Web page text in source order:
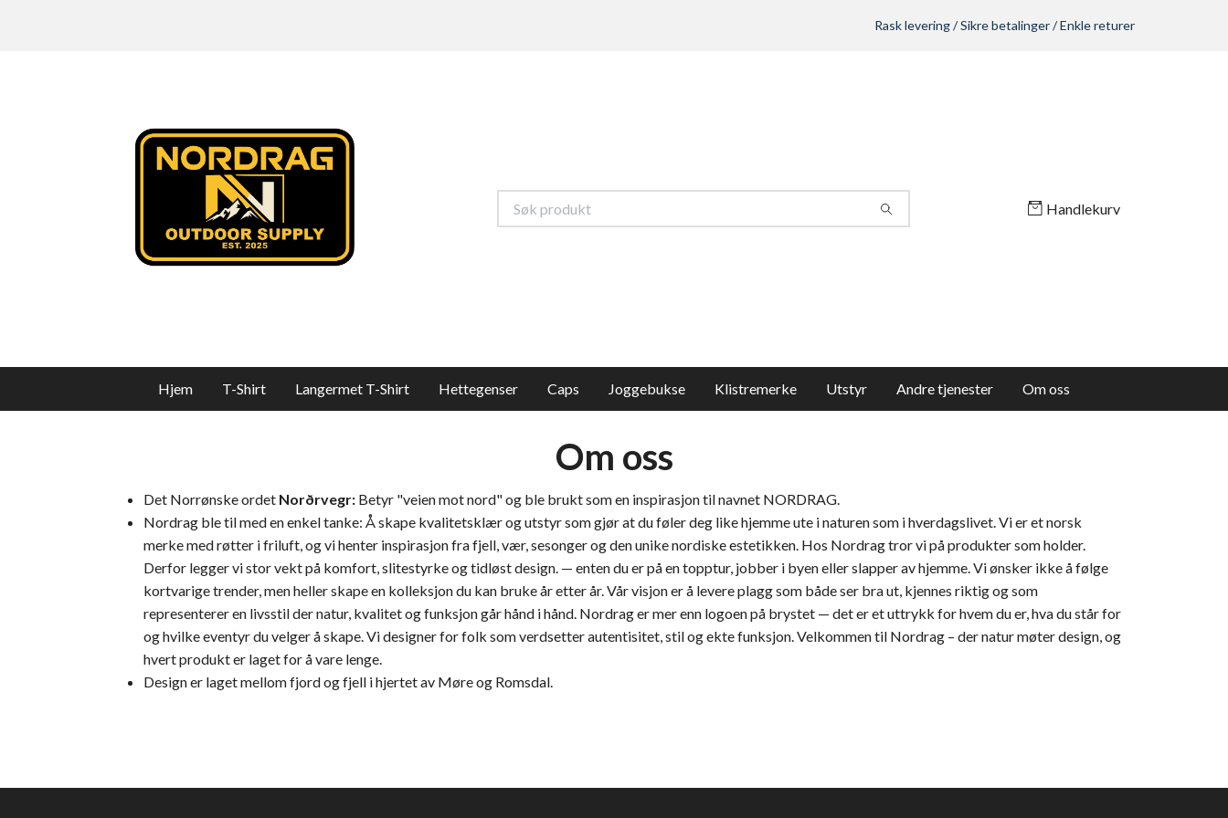
Rask levering / Sikre betalinger / Enkle returer
Handlekurv
Hjem T-Shirt Langermet T-Shirt Hettegenser Caps Joggebukse Klistremerke Utstyr Andre tjenester Om oss
Om oss
Det Norrønske ordet Norðrvegr: Betyr "veien mot nord" og ble brukt som en inspirasjon til navnet NORDRAG.
Nordrag ble til med en enkel tanke: Å skape kvalitetsklær og utstyr som gjør at du føler deg like hjemme ute i naturen som i hverdagslivet. Vi er et norsk
merke med røtter i friluft, og vi henter inspirasjon fra fjell, vær, sesonger og den unike nordiske estetikken. Hos Nordrag tror vi på produkter som holder.
Derfor legger vi stor vekt på komfort, slitestyrke og tidløst design. — enten du er på en topptur, jobber i byen eller slapper av hjemme. Vi ønsker ikke å følge
kortvarige trender, men heller skape en kolleksjon du kan bruke år etter år. Vår visjon er å levere plagg som både ser bra ut, kjennes riktig og som
representerer en livsstil der natur, kvalitet og funksjon går hånd i hånd. Nordrag er mer enn logoen på brystet — det er et uttrykk for hvem du er, hva du står for
og hvilke eventyr du velger å skape. Vi designer for folk som verdsetter autentisitet, stil og ekte funksjon. Velkommen til Nordrag – der natur møter design, og
hvert produkt er laget for å vare lenge.
Design er laget mellom fjord og fjell i hjertet av Møre og Romsdal.